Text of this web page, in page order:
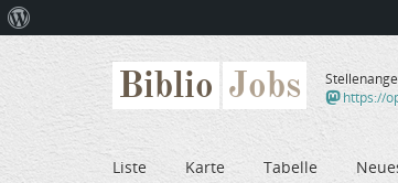
Biblio Jobs
https://
Liste Karte Tabelle
WordPress